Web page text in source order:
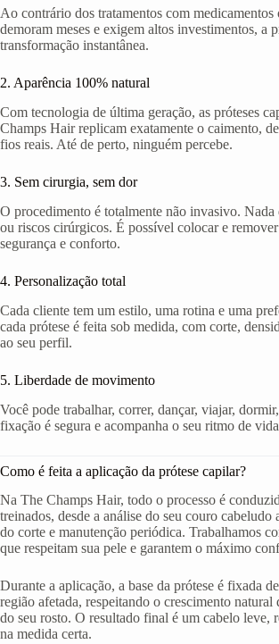
Ao contrário dos tratamentos com medicamentos
demoram meses e exigem altos investimentos, a
transformação instantânea.
2. Aparência 100% natural
Com tecnologia de última geração, as próteses
Champs Hair replicam exatamente o caimento,
fios reais. Até de perto, ninguém percebe.
3. Sem cirurgia, sem dor
O procedimento é totalmente não invasivo. Nada
ou riscos cirúrgicos. É possível colocar e
segurança e conforto.
4. Personalização total
Cada cliente tem um estilo, uma rotina e uma
cada prótese é feita sob medida, com corte,
ao seu perfil.
5. Liberdade de movimento
Você pode trabalhar, correr, dançar, viajar,
fixação é segura e acompanha o seu ritmo de
Como é feita a aplicação da prótese capilar?
Na The Champs Hair, todo o processo é
treinados, desde a análise do seu couro cabeludo
do corte e manutenção periódica. Trabalhamos
que respeitam sua pele e garantem o máximo
Durante a aplicação, a base da prótese é fixada
região afetada, respeitando o crescimento natural
do seu rosto. O resultado final é um cabelo leve,
na medida certa.